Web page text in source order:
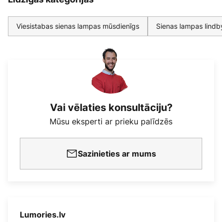
Viesistabas sienas lampas mūsdienīgs Sienas lampas
Vai vēlaties konsultāciju?
Mūsu eksperti ar prieku palīdzēs
Sazinieties ar mums
Lumories.lv